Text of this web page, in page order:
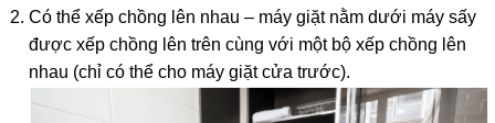
Có thể xếp chồng lên nhau – máy giặt nằm dưới máy sấy
được xếp chồng lên trên cùng với một bộ xếp chồng lên
nhau (chỉ có thể cho máy giặt cửa trước).